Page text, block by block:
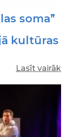
soma”
kultūras
Lasīt vairāk